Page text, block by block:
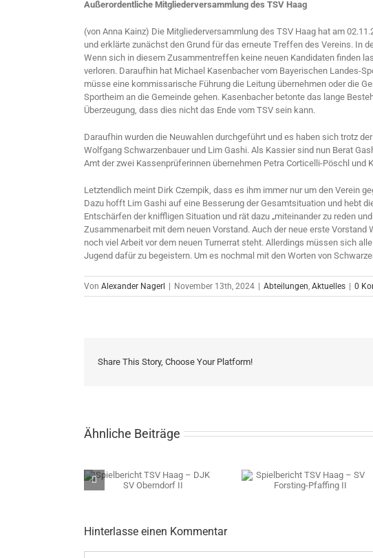
Außerordentliche Mitgliederversammlung des TSV Haag
(von Anna Kainz) Die Mitgliederversammlung des TSV Haag hat am
und erklärte zunächst den Grund für das erneute Treffen des Vereins. In
Wenn sich in diesem Zusammentreffen keine neuen Kandidaten finden
verloren. Daraufhin hat Michael Kasenbacher vom Bayerischen Landes-
müsse eine kommissarische Führung die Leitung übernehmen oder die
Sportheim an die Gemeinde gehen. Kasenbacher betonte das lange
Überzeugung, dass dies nicht das Ende vom TSV sein kann.
Daraufhin wurden die Neuwahlen durchgeführt und es haben sich trotz
Wolfgang Schwarzenbauer und Lim Gashi. Als Kassier sind nun Berat
Amt der zwei Kassenprüferinnen übernehmen Petra Corticelli-Pöschl und
Letztendlich meint Dirk Czempik, dass es ihm immer nur um den Verein
Dazu hofft Lim Gashi auf eine Besserung der Gesamtsituation und hebt
Entschärfen der kniffligen Situation und rät dazu „miteinander zu reden
Zusammenarbeit mit dem neuen Vorstand. Auch der neue erste
noch viel Arbeit vor dem neuen Turnerrat steht. Allerdings müssen sich
Jugend dafür zu begeistern. Um es nochmal mit den Worten von
Von Alexander Nagerl | November 13th, 2024 | Abteilungen Aktuelles | 0
Share This Story, Choose Your Platform!
Ähnliche Beiträge
Spielbericht TSV Haag –
Spielbericht TSV
Hinterlasse einen Kommentar